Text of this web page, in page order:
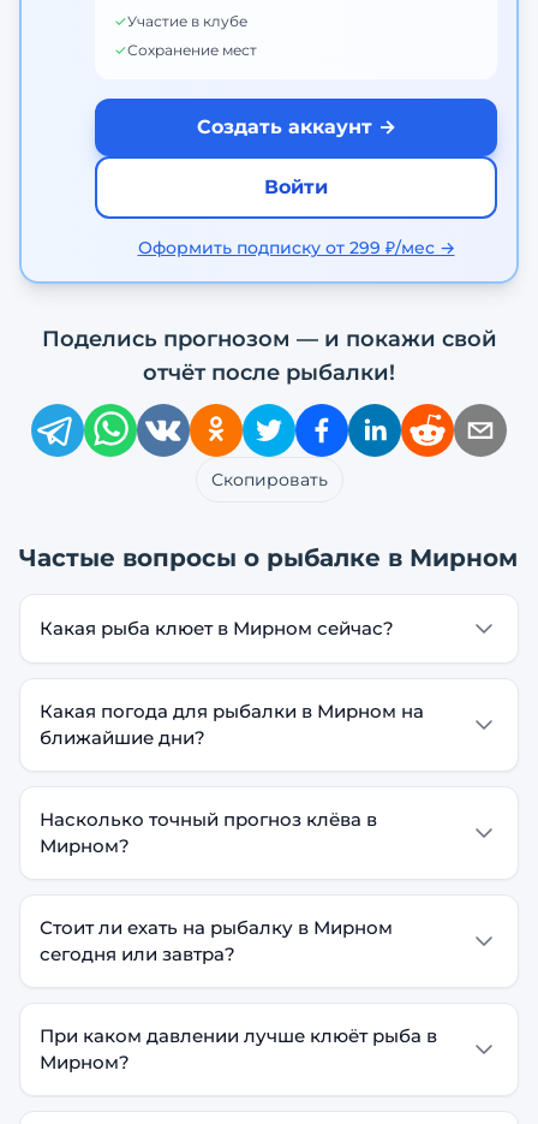
✓Участие в клубе
✓Сохранение мест
Создать аккаунт →
Войти
Оформить подписку от 299 ₽/мес →
Поделись прогнозом — и покажи свой
отчёт после рыбалки!
Скопировать
Частые вопросы о рыбалке в Мирном
Какая рыба клюет в Мирном сейчас?
Какая погода для рыбалки в Мирном на
ближайшие дни?
Насколько точный прогноз клёва в
Мирном?
Стоит ли ехать на рыбалку в Мирном
сегодня или завтра?
При каком давлении лучше клюёт рыба в
Мирном?